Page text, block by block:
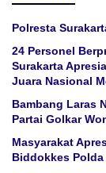
Polresta
24 Personel
Surakarta
Juara Nasional
Bambang Laras
Partai Golkar
Masyarakat
Biddokkes